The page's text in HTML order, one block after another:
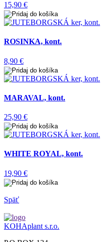
15,90 €
ROSINKA, kont.
8,90 €
MARAVAL, kont.
25,90 €
WHITE ROYAL, kont.
19,90 €
Späť
KOHAplant s.r.o.